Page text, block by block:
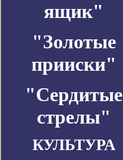
ящик"
"Золотые
прииски"
"Сердитые
стрелы"
КУЛЬТУРА